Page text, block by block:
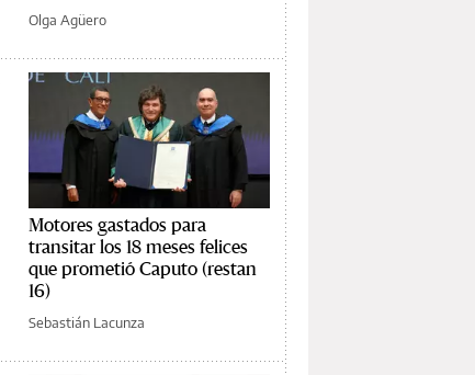
Olga Agüero
Motores gastados para
transitar los 18 meses felices
que prometió Caputo (restan
16)
Sebastián Lacunza